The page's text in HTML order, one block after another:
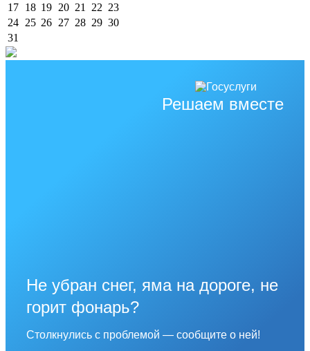
17 18 19 20 21 22 23
24 25 26 27 28 29 30
31
Решаем вместе
Не убран снег, яма на дороге, не
горит фонарь?
Столкнулись с проблемой — сообщите о ней!